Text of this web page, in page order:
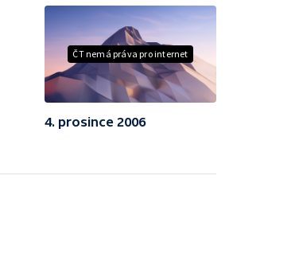
ČT nemá práva pro internet
4. prosince 2006